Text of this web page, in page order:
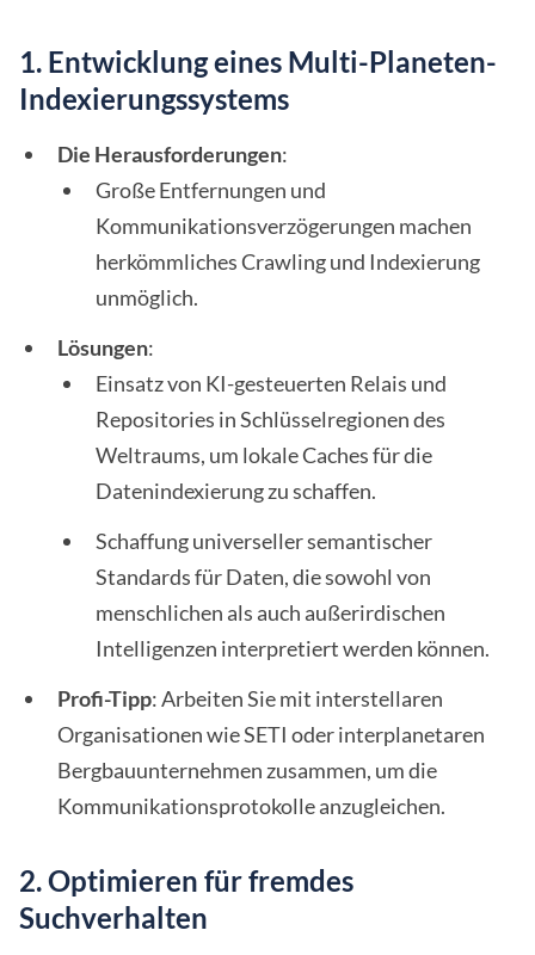
1. Entwicklung eines Multi-Planeten-
Indexierungssystems
Die Herausforderungen:
Große Entfernungen und
Kommunikationsverzögerungen machen
herkömmliches Crawling und Indexierung
unmöglich.
Lösungen:
Einsatz von KI-gesteuerten Relais und
Repositories in Schlüsselregionen des
Weltraums, um lokale Caches für die
Datenindexierung zu schaffen.
Schaffung universeller semantischer
Standards für Daten, die sowohl von
menschlichen als auch außerirdischen
Intelligenzen interpretiert werden können.
Profi-Tipp: Arbeiten Sie mit interstellaren
Organisationen wie SETI oder interplanetaren
Bergbauunternehmen zusammen, um die
Kommunikationsprotokolle anzugleichen.
2. Optimieren für fremdes
Suchverhalten